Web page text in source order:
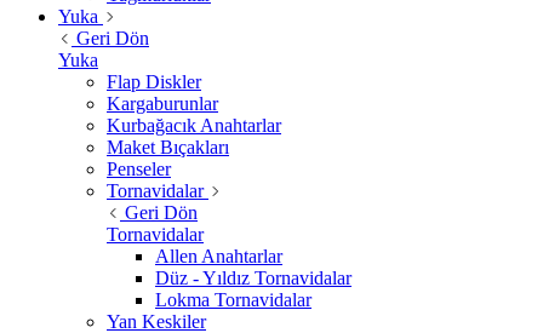
Yuka
Geri Dön
Yuka
Flap Diskler
Kargaburunlar
Kurbağacık Anahtarlar
Maket Bıçakları
Penseler
Tornavidalar
Geri Dön
Tornavidalar
Allen Anahtarlar
Düz - Yıldız Tornavidalar
Lokma Tornavidalar
Yan Keskiler